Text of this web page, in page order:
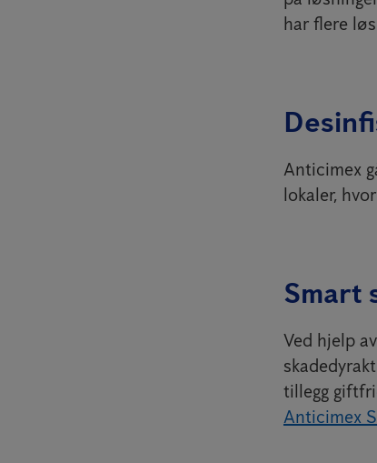
har flere
Anticimex
lokaler,
Smart
Ved hjelp
tillegg
Anticimex